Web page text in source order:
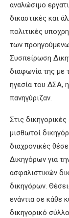
αναλώσιμο
δικαστικές και
πολιτικές
των
Συσπείρωση
διαφωνία της με
ηγεσία του ΔΣΑ,
πανηγύριζαν.
Στις
μισθωτοί
διαχρονικές
Δικηγόρων για
ασφαλιστικών
δικηγόρων.
ενάντια σε κάθε
δικηγορικό